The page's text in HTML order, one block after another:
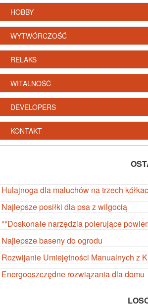
HOBBY
WYTWÓRCZOŚĆ
RELAKS
WITALNOŚĆ
DEVELOPERS
KONTAKT
Hulajnoga dla maluchów na trzech
Najlepsze posiłki dla psa z wilgocią
**Doskonałe narzędzia polerujące
Najlepsze baseny do ogrodu
Rozwijanie Umiejętności Manualnych z
Energooszczędne rozwiązania dla domu